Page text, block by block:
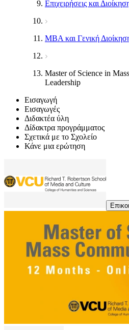
Επιχειρήσεις και
MBA και Γενική
Master of Science in
Leadership
Εισαγωγή
Εισαγωγές
Διδακτέα ύλη
Δίδακτρα προγράμματος
Σχετικά με το Σχολείο
Κάνε μια ερώτηση